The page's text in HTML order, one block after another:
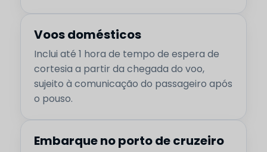
Voos domésticos
Inclui até 1 hora de tempo de espera de
cortesia a partir da chegada do voo,
sujeito à comunicação do passageiro após
o pouso.
Embarque no porto de cruzeiro